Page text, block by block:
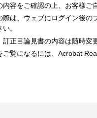
内容をご確認の上、お客様
際は、ウェブにログイン後の
。
訂正目論見書の内容は随時変
ご覧になるには、Acrobat